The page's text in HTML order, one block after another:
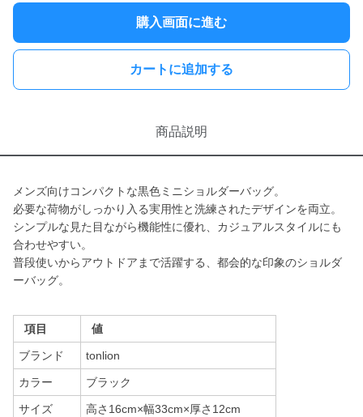
購入画面に進む
カートに追加する
商品説明
メンズ向けコンパクトな黒色ミニショルダーバッグ。
必要な荷物がしっかり入る実用性と洗練されたデザインを両立。
シンプルな見た目ながら機能性に優れ、カジュアルスタイルにも
合わせやすい。
普段使いからアウトドアまで活躍する、都会的な印象のショルダ
ーバッグ。
項目 値
ブランド tonlion
カラー ブラック
サイズ 高さ16cm×幅33cm×厚さ12cm